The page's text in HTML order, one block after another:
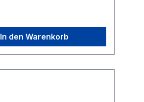
In den Warenkorb